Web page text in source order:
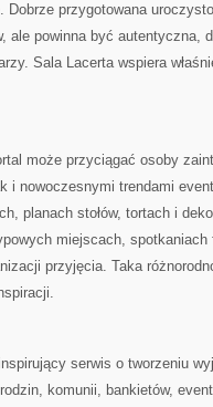
Dobrze przygotowana
ale powinna być autentyczna,
Sala Lacerta wspiera
może przyciągać osoby
i nowoczesnymi trendami
planach stołów, tortach i
miejscach,
przyjęcia. Taka
serwis o tworzeniu
komunii, bankietów,